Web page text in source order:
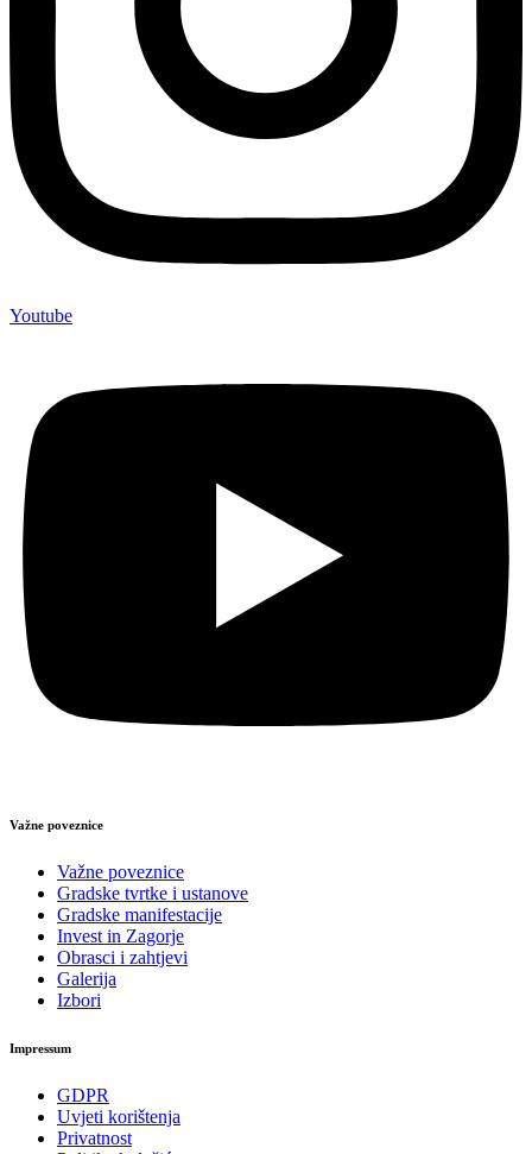
Youtube
Važne poveznice
Važne poveznice
Gradske tvrtke i ustanove
Gradske manifestacije
Invest in Zagorje
Obrasci i zahtjevi
Galerija
Izbori
Impressum
GDPR
Uvjeti korištenja
Privatnost